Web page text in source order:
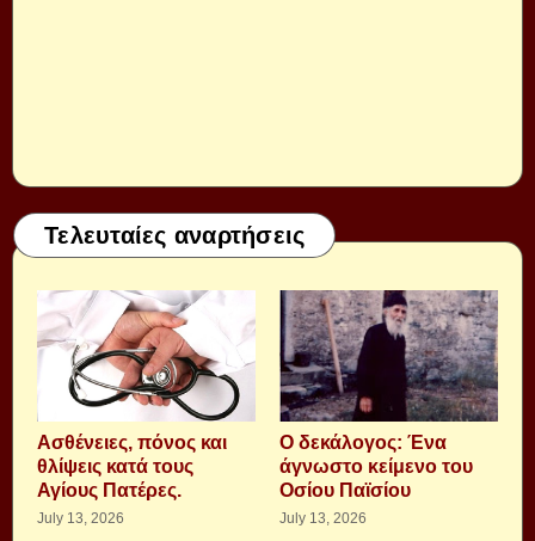
Τελευταίες αναρτήσεις
Aσθένειες, πόνος και
θλίψεις κατά τους
Αγίους Πατέρες.
July 13, 2026
Ο δεκάλογος: Ένα
άγνωστο κείμενο του
Οσίου Παϊσίου
July 13, 2026